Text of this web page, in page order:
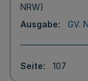
NRW)
Ausgabe
GV.
Seite 107